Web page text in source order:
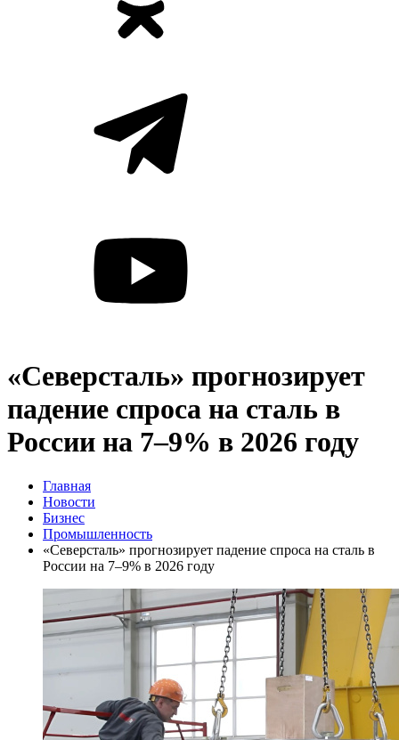
«Северсталь» прогнозирует
падение спроса на сталь в
России на 7–9% в 2026 году
Главная
Новости
Бизнес
Промышленность
«Северсталь» прогнозирует падение спроса на сталь в
России на 7–9% в 2026 году